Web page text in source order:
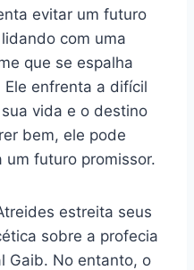
evitar um futuro
com uma
que se espalha
enfrenta a difícil
vida e o destino
bem, ele pode
um futuro promissor.
estreita seus
sobre a profecia
Gaib. No entanto, o